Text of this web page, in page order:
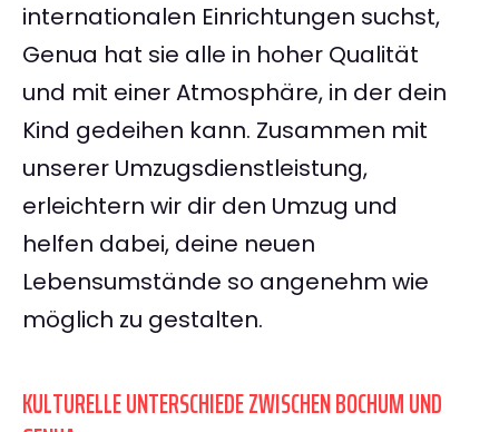
internationalen Einrichtungen suchst,
Genua hat sie alle in hoher Qualität
und mit einer Atmosphäre, in der dein
Kind gedeihen kann. Zusammen mit
unserer Umzugsdienstleistung,
erleichtern wir dir den Umzug und
helfen dabei, deine neuen
Lebensumstände so angenehm wie
möglich zu gestalten.
KULTURELLE UNTERSCHIEDE ZWISCHEN BOCHUM UND